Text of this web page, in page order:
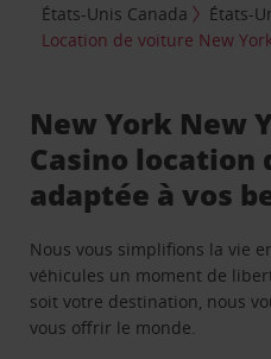
États-Unis Canada
États-
Location de voiture New
New York New
Casino location
adaptée à vos
Nous vous simplifions la vie
véhicules un moment de
soit votre destination, nous
vous offrir le monde.